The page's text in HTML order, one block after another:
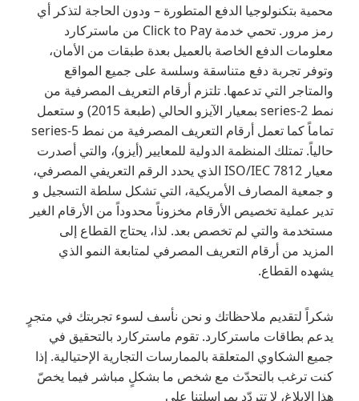
محمية بتكنولوجيا الدفع المتطورة – ودون الحاجة لتذكر أي
رمز مرور. تحمي خدمة Click to Pay من ماستركارد
معلومات الدفع الخاصة بالعميل بعدة طبقات من الأمان،
وتوفر تجربة دفع متناسقة وسلسة على جميع المواقع
والمتاجر التي تدعمها. تلتزم أرقام التعريف المصرفية من
نمط 2-series بمعيار الآيزو الحالي (طبعة 2015) و ستعمل
تماماً كما تعمل أرقام التعريف المصرفية من نمط 5-series
حالياً. تمتلك المنظمة الدولية للمعايير (أيزو)، والتي أصدرت
معيار ISO/IEC 7812 الذي يحدد الرقم التعريفي المصرفي،
و جمعية المصارف الأمريكية، التي تشكل سلطة التسجيل و
تدير عملية تخصيص الأرقام مخزوناً محدوداً من الأرقام الغير
مستخدمة والتي لم تخصص بعد. لذا، يحتاج القطاع إلى
المزيد من أرقام التعريف المصرفي لمتابعة النمو الذي
يشهده القطاع.
شكراً لتقديم ملاحظاتك و نحن نأسف لسوء تجربتك في متجرٍ
يدعم بطاقات ماستركارد. تقوم ماستركارد بالتحقيق في
جميع الشكاوي المتعلقة بالممارسات التجارية الإحتيالية. إذا
كنت ترغب بالتحدّث مع شخص ما بشكلٍ مباشر فيما يخصّ
هذا الإبلاغ، لا تتردّد بمراسلتنا على